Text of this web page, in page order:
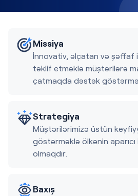
Missiya
İnnovativ, əlçatan və şəffaf
təklif etməklə müştərilərə
çatmaqda dəstək
Strategiya
Müştərilərimizə üstün
göstərməklə ölkənin
olmaqdır.
Baxış